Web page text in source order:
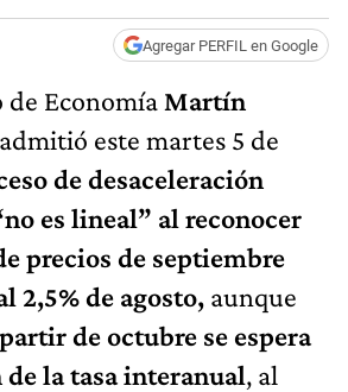
Agregar PERFIL en Google
Economía Martín
admitió este martes 5 de
de desaceleración
es lineal” al reconocer
precios de septiembre
2,5% de agosto, aunque
de octubre se espera
la tasa interanual, al